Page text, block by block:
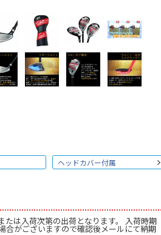
ヘッドカバー付属
たは入荷次第の出荷となります。 入荷時期
合がございますので確認後メールにて納期